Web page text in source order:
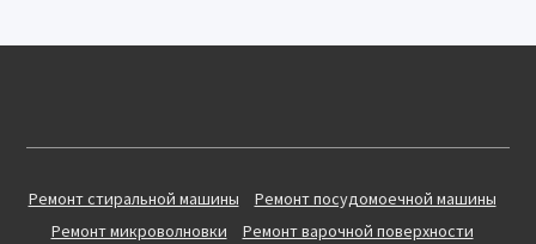
Ремонт стиральной машины
Ремонт посудомоечной машины
Ремонт микроволновки
Ремонт варочной поверхности